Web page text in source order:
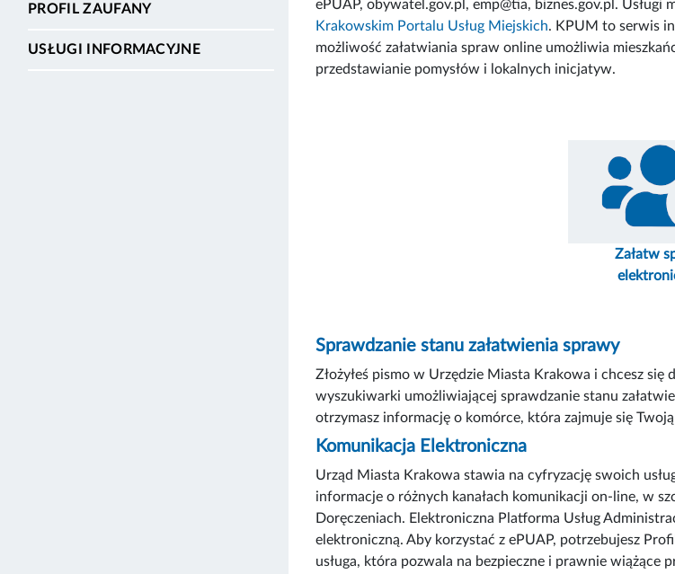
PROFIL ZAUFANY
USŁUGI INFORMACYJNE
ePUAP, obywatel.gov.pl, emp@tia, biznes.gov.pl.
Krakowskim Portalu Usług Miejskich. KPUM to serwis
możliwość załatwiania spraw online umożliwia
przedstawianie pomysłów i lokalnych inicjatyw.
Załatw
Sprawdzanie stanu załatwienia sprawy
Złożyłeś pismo w Urzędzie Miasta Krakowa i chcesz
wyszukiwarki umożliwiającej sprawdzanie stanu
otrzymasz informację o komórce, która zajmuje się
Komunikacja Elektroniczna
Urząd Miasta Krakowa stawia na cyfryzację swoich
informacje o różnych kanałach komunikacji on-line, w
Doręczeniach. Elektroniczna Platforma Usług
elektroniczną. Aby korzystać z ePUAP, potrzebujesz
usługa, która pozwala na bezpieczne i prawnie